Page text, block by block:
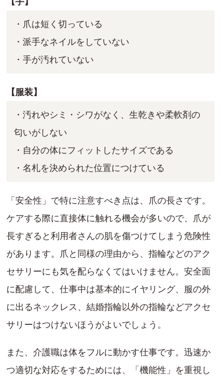
・爪は短く切っている
・派手なネイルをしていない
・手が汚れていない
【服装】
・汚れやシミ・シワがなく、生乾きや柔軟剤の
匂いがしない
・自分の体にフィットしたサイズである
・名札を決められた位置につけている
「安全性」で特に注意すべき点は、爪の長さです。
ケアする際に直接体に触れる機会が多いので、爪が
長すぎると利用者さんの肌を傷つけてしまう危険性
があります。爪と同様の理由から、指輪などのアク
セサリーにも気を配らなくてはいけません。安全面
に配慮して、仕事中は基本的にイヤリング、服の外
に出るネックレス、結婚指輪以外の指輪などアクセ
サリーはつけないほうがよいでしょう。
また、介護職は体をフルに動かす仕事です。迅速か
つ適切な対応をするためには、「機能性」を重視し